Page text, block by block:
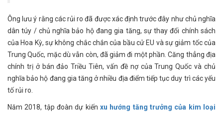
Ông lưu ý rằng các rủi ro đã được xác định trước đây như chủ nghĩa
dân túy / chủ nghĩa bảo hộ đang gia tăng, sự thay đổi chính sách
của Hoa Kỳ, sự không chắc chắn của bầu cử EU và sự giảm tốc của
Trung Quốc, mặc dù vẫn còn, đã giảm đi một phần. Căng thẳng địa
chính trị ở bán đảo Triều Tiên, vấn đề nợ của Trung Quốc và chủ
nghĩa bảo hộ đang gia tăng ở nhiều địa điểm tiếp tục duy trì các yếu
tố rủi ro.
Năm 2018, tập đoàn dự kiến xu hướng ​​tăng trưởng của kim loại